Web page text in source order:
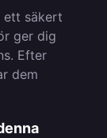
ett säkert
ger dig
Efter
dem